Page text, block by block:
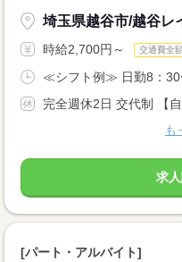
埼玉県越谷市/越谷レ
時給2,700円～ 交通費全
≪シフト例≫ 日勤8：
完全週休2日 交代制 【
も
求
[パート・アルバイト]